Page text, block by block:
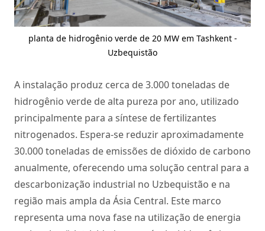
planta de hidrogênio verde de 20 MW em Tashkent -
Uzbequistão
A instalação produz cerca de 3.000 toneladas de
hidrogênio verde de alta pureza por ano, utilizado
principalmente para a síntese de fertilizantes
nitrogenados. Espera-se reduzir aproximadamente
30.000 toneladas de emissões de dióxido de carbono
anualmente, oferecendo uma solução central para a
descarbonização industrial no Uzbequistão e na
região mais ampla da Ásia Central. Este marco
representa uma nova fase na utilização de energia